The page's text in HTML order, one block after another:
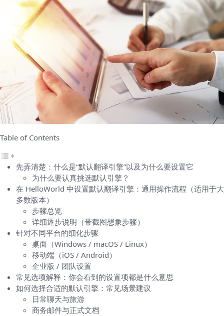
Table of Contents
先弄清楚：什么是“默认翻译引擎”以及为什么要设置它
为什么要认真挑选默认引擎？
在 HelloWorld 中设置默认翻译引擎：通用操作流程（适用于大
多数版本）
步骤总览
详细逐步说明（带截图想象步骤）
针对不同平台的细化步骤
桌面（Windows / macOS / Linux）
移动端（iOS / Android）
企业版 / 团队设置
常见选项解释：你会看到的设置项都是什么意思
如何选择合适的默认引擎：常见场景建议
日常聊天与旅游
商务邮件与正式文档